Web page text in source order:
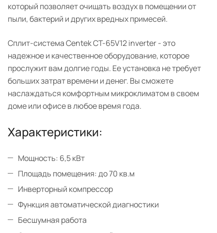
который позволяет очищать воздух в помещении от
пыли, бактерий и других вредных примесей.
Сплит-система Centek CT-65V12 inverter - это
надежное и качественное оборудование, которое
прослужит вам долгие годы. Ее установка не требует
больших затрат времени и денег. Вы сможете
наслаждаться комфортным микроклиматом в своем
доме или офисе в любое время года.
Характеристики:
Мощность: 6,5 кВт
Площадь помещения: до 70 кв.м
Инверторный компрессор
Функция автоматической диагностики
Бесшумная работа